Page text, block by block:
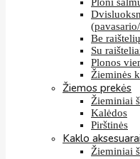
Be raištelių
Su
Plonos
Žieminės
Žiemos prekės
Žieminiai
Kalėdos
Pirštinės
Kaklo aksesuarai
Žieminiai